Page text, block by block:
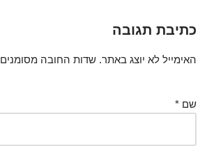
כתיבת תגובה
האימייל לא יוצג באתר. שדות החובה מסומנים
שם *